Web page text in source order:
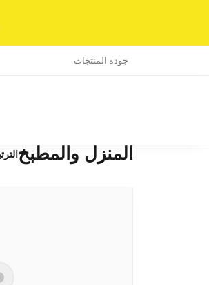
جودة المنتجات
المنزل والمطبخ